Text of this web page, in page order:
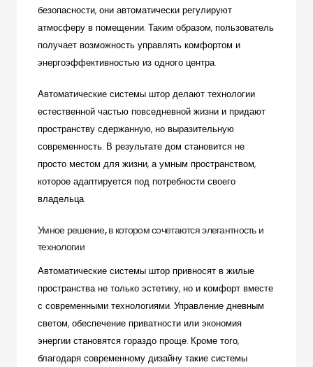
безопасности, они автоматически регулируют
атмосферу в помещении. Таким образом, пользователь
получает возможность управлять комфортом и
энергоэффективностью из одного центра.
Автоматические системы штор делают технологии
естественной частью повседневной жизни и придают
пространству сдержанную, но выразительную
современность. В результате дом становится не
просто местом для жизни, а умным пространством,
которое адаптируется под потребности своего
владельца.
Умное решение, в котором сочетаются элегантность и
технологии
Автоматические системы штор привносят в жилые
пространства не только эстетику, но и комфорт вместе
с современными технологиями. Управление дневным
светом, обеспечение приватности или экономия
энергии становятся гораздо проще. Кроме того,
благодаря современному дизайну такие системы